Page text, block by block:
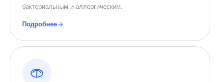
бактериальным и аллергическим.
Подробнее